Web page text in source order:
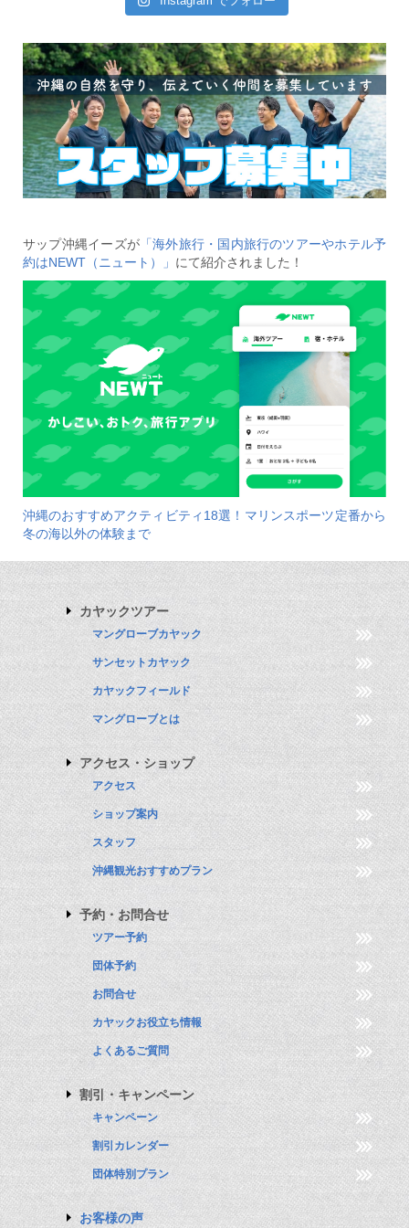
サップ沖縄イーズが 「海外旅行・国内旅行のツアーやホテル予
約はNEWT（ニュート）」 にて紹介されました！
沖縄のおすすめアクティビティ18選！マリンスポーツ定番から
冬の海以外の体験まで
カヤックツアー
マングローブカヤック
サンセットカヤック
カヤックフィールド
マングローブとは
アクセス・ショップ
アクセス
ショップ案内
スタッフ
沖縄観光おすすめプラン
予約・お問合せ
ツアー予約
団体予約
お問合せ
カヤックお役立ち情報
よくあるご質問
割引・キャンペーン
キャンペーン
割引カレンダー
団体特別プラン
お客様の声